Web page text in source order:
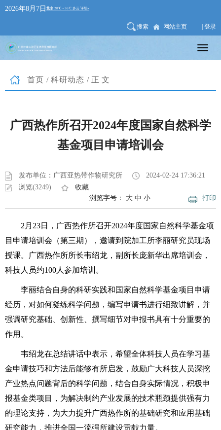
2026年8月7日
搜索 网站主页 | 登录
首页 / 科研动态 /正文
广西热作所召开2024年度国家自然科学
基金项目申请培训会
发布单位：广西亚热带作物研究所
2024-02-24 17:36:21
浏览(3249)
收藏
打印
浏览字号： 大 中 小
2月23日，广西热作所召开2024年度国家自然科学基金项
目申请培训会（第三期），邀请到院加工所李丽研究员现场
授课。广西热作所所长韦绍龙，副所长庞新华出席培训会，
科技人员约100人参加培训。
李丽结合自身的科研实践和国家自然科学基金项目申请
经历，对如何凝练科学问题，编写申请书进行细致讲解，并
强调研究基础、创新性、撰写细节对申报书具有十分重要的
作用。
韦绍龙在总结讲话中表示，希望全体科技人员在学习基
金申请技巧和方法后能够有所启发，鼓励广大科技人员深挖
产业热点问题背后的科学问题，结合自身实际情况，积极申
报基金类项目，为解决制约产业发展的技术瓶颈提供强有力
的理论支持，为大力提升广西热作所的基础研究和应用基础
研究能力，推进全国一流强所建设贡献力量。